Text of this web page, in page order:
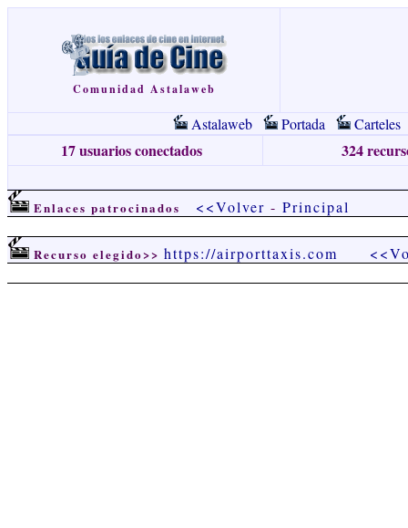
Comunidad Astalaweb
Astalaweb Portada Carteles
17 usuarios conectados 324
Enlaces patrocinados <<Volver - Principal
Recurso elegido>> https://airporttaxis.com